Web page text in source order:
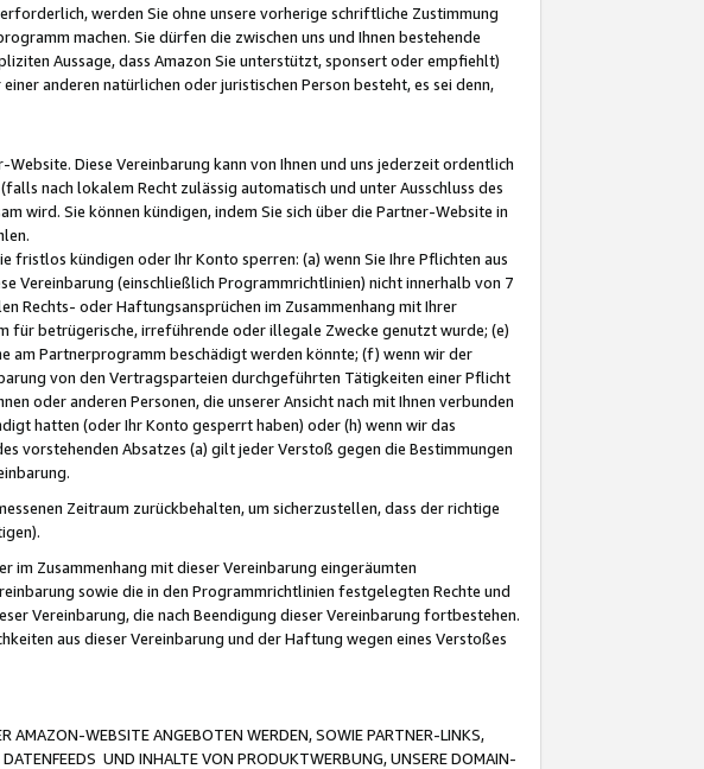
werden Sie ohne unsere vorherige schriftliche Zustimmung
machen. Sie dürfen die zwischen uns und Ihnen bestehende
Aussage, dass Amazon Sie unterstützt, sponsert oder empfiehlt)
anderen natürlichen oder juristischen Person besteht, es sei denn,
Diese Vereinbarung kann von Ihnen und uns jederzeit ordentlich
nach lokalem Recht zulässig automatisch und unter Ausschluss des
wird. Sie können kündigen, indem Sie sich über die Partner-Website in
fristlos kündigen oder Ihr Konto sperren: (a) wenn Sie Ihre Pflichten aus
Vereinbarung (einschließlich Programmrichtlinien) nicht innerhalb von 7
Rechts- oder Haftungsansprüchen im Zusammenhang mit Ihrer
für betrügerische, irreführende oder illegale Zwecke genutzt wurde; (e)
am Partnerprogramm beschädigt werden könnte; (f) wenn wir der
von den Vertragsparteien durchgeführten Tätigkeiten einer Pflicht
oder anderen Personen, die unserer Ansicht nach mit Ihnen verbunden
hatten (oder Ihr Konto gesperrt haben) oder (h) wenn wir das
vorstehenden Absatzes (a) gilt jeder Verstoß gegen die Bestimmungen
Zeitraum zurückbehalten, um sicherzustellen, dass der richtige
im Zusammenhang mit dieser Vereinbarung eingeräumten
sowie die in den Programmrichtlinien festgelegten Rechte und
Vereinbarung, die nach Beendigung dieser Vereinbarung fortbestehen.
aus dieser Vereinbarung und der Haftung wegen eines Verstoßes
AMAZON-WEBSITE ANGEBOTEN WERDEN, SOWIE PARTNER-LINKS,
UND INHALTE VON PRODUKTWERBUNG, UNSERE DOMAIN-